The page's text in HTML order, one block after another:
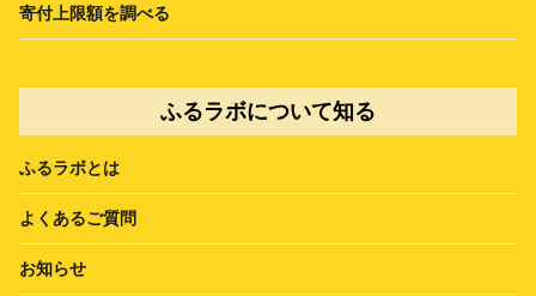
寄付上限額を調べる
ふるラボについて知る
ふるラボとは
よくあるご質問
お知らせ